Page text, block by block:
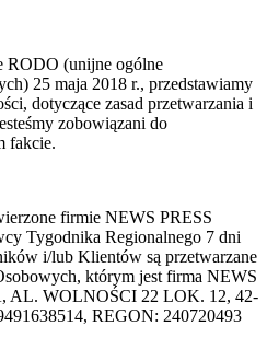
RODO (unijne ogólne
25 maja 2018 r., przedstawiamy
dotyczące zasad przetwarzania i
zobowiązani do
fakcie.
firmie NEWS PRESS
Tygodnika Regionalnego 7 dni
i/lub Klientów są przetwarzane
którym jest firma NEWS
AL. WOLNOŚCI 22 LOK. 12, 42-
REGON: 240720493